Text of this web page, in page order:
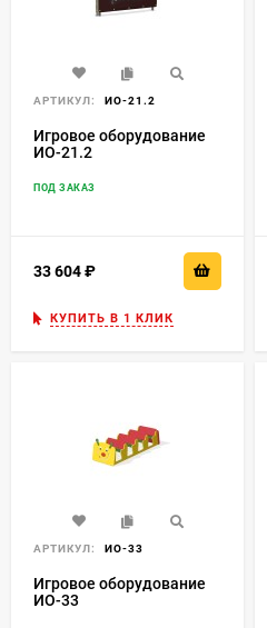
АРТИКУЛ: ИО-21.2
Игровое оборудование
ИО-21.2
ПОД ЗАКАЗ
33 604
КУПИТЬ В 1 КЛИК
АРТИКУЛ: ИО-33
Игровое оборудование
ИО-33